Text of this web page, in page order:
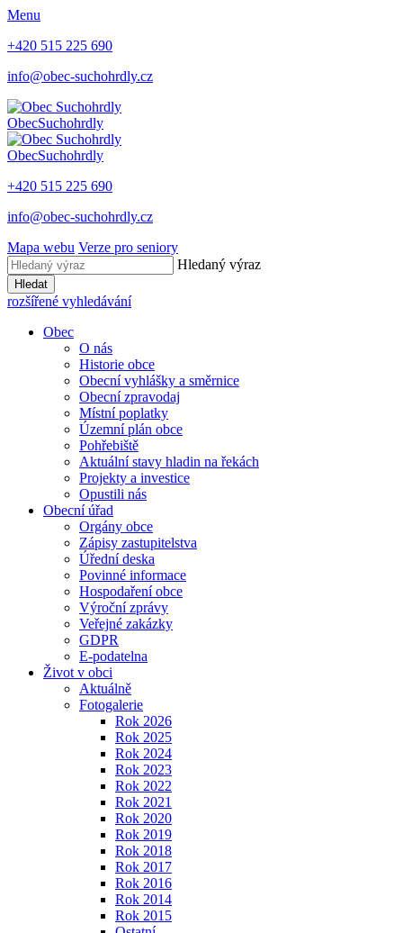
Menu
+420 515 225 690
info@obec-suchohrdly.cz
ObecSuchohrdly
ObecSuchohrdly
+420 515 225 690
info@obec-suchohrdly.cz
Mapa webu Verze pro seniory
Hledaný výraz
Hledat
rozšířené vyhledávání
Obec
O nás
Historie obce
Obecní vyhlášky a směrnice
Obecní zpravodaj
Místní poplatky
Územní plán obce
Pohřebiště
Aktuální stavy hladin na řekách
Projekty a investice
Opustili nás
Obecní úřad
Orgány obce
Zápisy zastupitelstva
Úřední deska
Povinné informace
Hospodaření obce
Výroční zprávy
Veřejné zakázky
GDPR
E-podatelna
Život v obci
Aktuálně
Fotogalerie
Rok 2026
Rok 2025
Rok 2024
Rok 2023
Rok 2022
Rok 2021
Rok 2020
Rok 2019
Rok 2018
Rok 2017
Rok 2016
Rok 2014
Rok 2015